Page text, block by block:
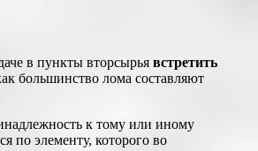
в пункты вторсырья встретить
большинство лома составляют
к тому или иному
по элементу, которого во